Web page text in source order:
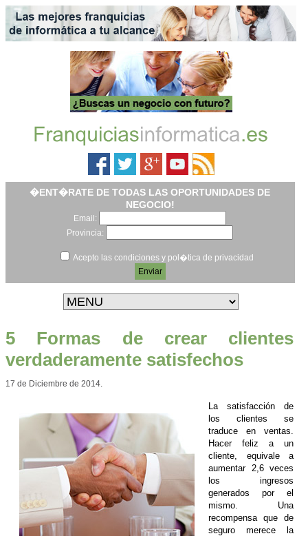
�ENT�RATE DE TODAS LAS OPORTUNIDADES DE
NEGOCIO!
Email:
Provincia:
Acepto las condiciones y pol�tica de privacidad
5 Formas de crear clientes
verdaderamente satisfechos
17 de Diciembre de 2014.
La satisfacción de
los clientes se
traduce en ventas.
Hacer feliz a un
cliente, equivale a
aumentar 2,6 veces
los ingresos
generados por el
mismo. Una
recompensa que de
seguro merece la